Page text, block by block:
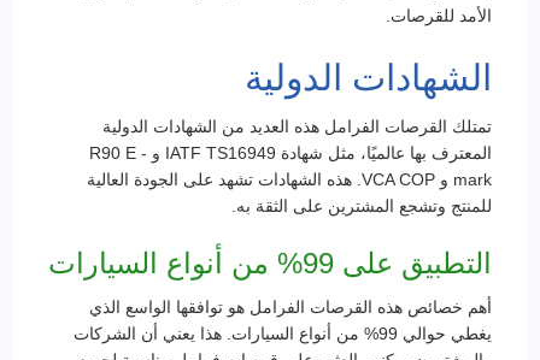
الأمد للقرصات.
الشهادات الدولية
تمتلك القرصات الفرامل هذه العديد من الشهادات الدولية
المعترف بها عالميًا، مثل شهادة IATF TS16949 و R90 E -
mark و VCA COP. هذه الشهادات تشهد على الجودة العالية
للمنتج وتشجع المشترين على الثقة به.
التطبيق على 99% من أنواع السيارات
أهم خصائص هذه القرصات الفرامل هو توافقها الواسع الذي
يغطي حوالي 99% من أنواع السيارات. هذا يعني أن الشركات